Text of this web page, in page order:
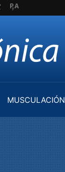
MUSCULACIÓN